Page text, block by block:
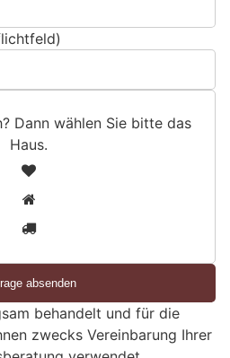
Dann wählen Sie bitte das
Haus.
behandelt und für die
zwecks Vereinbarung Ihrer